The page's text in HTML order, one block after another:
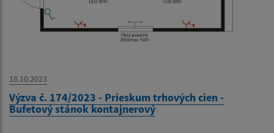
18.10.2023
Výzva č. 174/2023 - Prieskum trhových cien -
Bufetový stánok kontajnerový